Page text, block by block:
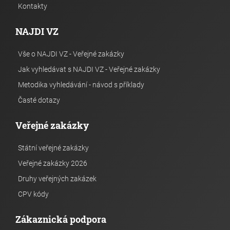
Kontakty
NAJDI VZ
Vše o NAJDI VZ - Veřejné zakázky
Jak vyhledávat s NAJDI VZ - Veřejné zakázky
Metodika vyhledávání - návod s příklady
Časté dotazy
Veřejné zakázky
Státní veřejné zakázky
Veřejné zakázky 2026
Druhy veřejných zakázek
CPV kódy
Zákaznická podpora